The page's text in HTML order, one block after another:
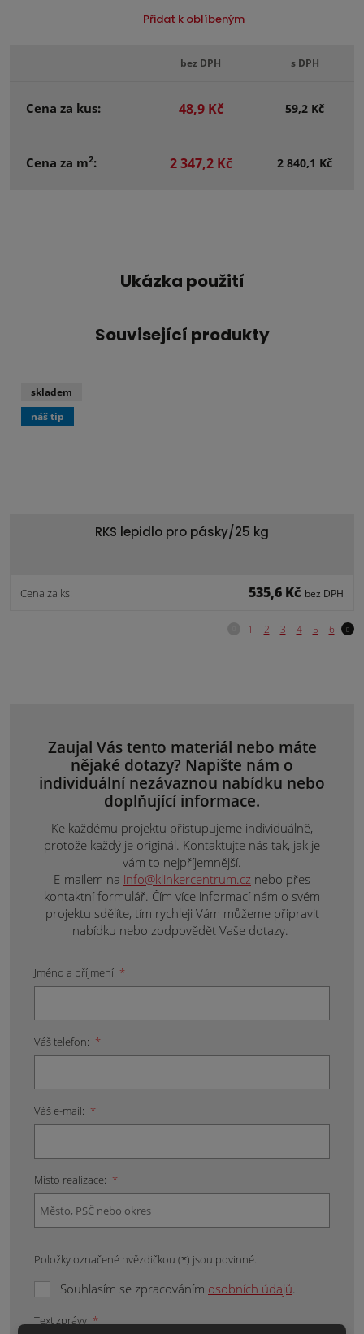
Přidat k oblíbeným
bez DPH s DPH
Cena za kus: 48,9 Kč 59,2 Kč
Cena za m2: 2 347,2 Kč 2 840,1 Kč
Ukázka použití
Související produkty
RKS lepidlo pro pásky/25 kg
Cena za ks: 535,6 Kč bez DPH
skladem
náš tip
Zaujal Vás tento materiál nebo máte
nějaké dotazy? Napište nám o
individuální nezávaznou nabídku nebo
doplňující informace.
Ke každému projektu přistupujeme individuálně,
protože každý je originál. Kontaktujte nás tak, jak je
vám to nejpříjemnější.
E-mailem na info@klinkercentrum.cz nebo přes
kontaktní formulář. Čím více informací nám o svém
projektu sdělíte, tím rychleji Vám můžeme připravit
nabídku nebo zodpovědět Vaše dotazy.
Jméno a příjmení *
Váš telefon: *
Váš e-mail: *
Místo realizace: *
Položky označené hvězdičkou (*) jsou povinné.
Souhlasím se zpracováním osobních údajů.
Text zprávy *